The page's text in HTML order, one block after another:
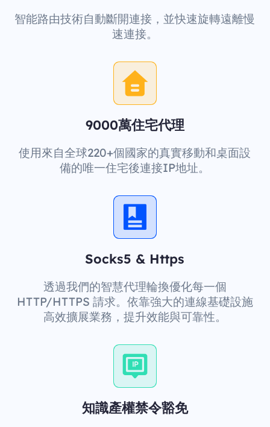
智能路由技術自動斷開連接，並快速旋轉遠離慢
速連接。
9000萬住宅代理
使用來自全球220+個國家的真實移動和桌面設
備的唯一住宅後連接IP地址。
Socks5 & Https
透過我們的智慧代理輪換優化每一個
HTTP/HTTPS 請求。依靠強大的連線基礎設施
高效擴展業務，提升效能與可靠性。
知識產權禁令豁免